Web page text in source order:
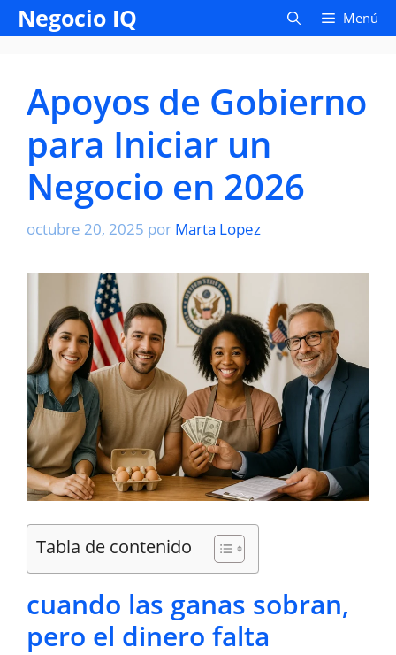
Saltar
al Negocio IQ Menú
Apoyos de Gobierno
para Iniciar un
Negocio en 2026
octubre 20, 2025 por Marta Lopez
Tabla de contenido
cuando las ganas sobran,
pero el dinero falta